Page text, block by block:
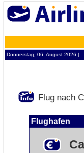
Donnerstag, 06. August 2026 ¦
Flug nach
Flughafen